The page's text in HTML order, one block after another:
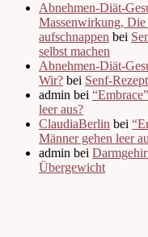
Abnehmen-Diät-
Massenwirkung,
aufschnappen bei
selbst machen
Abnehmen-Diät-
Wir? bei Senf-
admin bei
leer aus?
ClaudiaBerlin bei
Männer gehen leer
admin bei
Übergewicht